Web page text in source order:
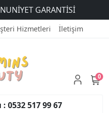
ÜCRETSİZ DEĞİŞİM
Hizmetleri İletişim
0532 517 99 67
0